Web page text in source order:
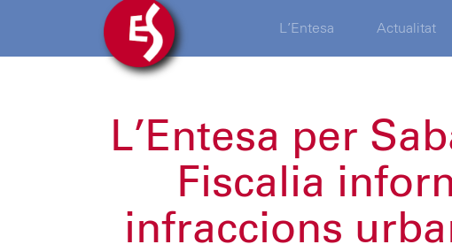
L’Entesa Actualitat
L’Entesa per
Fiscalia
infraccions